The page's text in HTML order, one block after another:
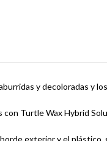
y decoloradas y
Turtle Wax Hybrid
exterior y el